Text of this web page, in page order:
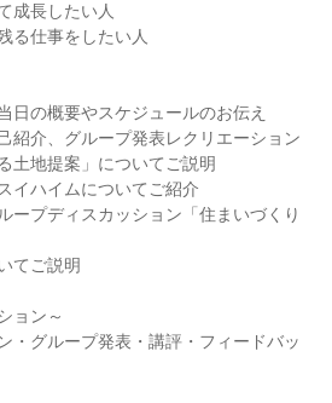
成長したい人
る仕事をしたい人
日の概要やスケジュールのお伝え
紹介、グループ発表レクリエーション
土地提案」についてご説明
イハイムについてご紹介
ープディスカッション「住まいづくり
てご説明
ョン～
・グループ発表・講評・フィードバッ